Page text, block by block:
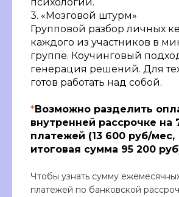
3. «Мозговой штурм»
Групповой разбор личных
каждого из участников в
группе. Коучинговый
генерация решений. Для
готов работать над собой.
*Возможно разделить
внутренней рассрочке на
платежей (13 600 руб/мес,
итоговая сумма 95 200
Чтобы узнать сумму
платежей по банковской
WhatsApp
Нужна помощь? Наши
консультанты Валерия и Данил с
удовольствием вам помогут!
Тел.:+74951453630или оставьте
заявку нам в WhatsApp и мы
Наш отдел заботы:
Остались вопросы?